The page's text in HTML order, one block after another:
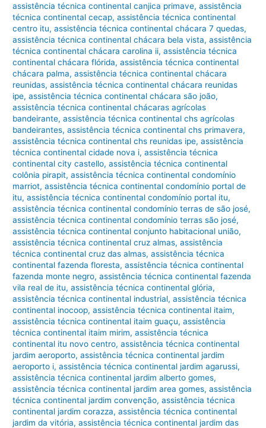
assistência técnica continental canjica primave,assistência
técnica continental cecap,assistência técnica continental
centro itu,assistência técnica continental chácara 7 quedas,
assistência técnica continental chácara bela vista,assistência
técnica continental chácara carolina ii,assistência técnica
continental chácara flórida,assistência técnica continental
chácara palma,assistência técnica continental chácara
reunidas,assistência técnica continental chácara reunidas
ipe,assistência técnica continental chácara são joão,
assistência técnica continental chácaras agrícolas
bandeirante,assistência técnica continental chs agrícolas
bandeirantes,assistência técnica continental chs primavera,
assistência técnica continental chs reunidas ipe,assistência
técnica continental cidade nova i,assistência técnica
continental city castello,assistência técnica continental
colônia pirapit,assistência técnica continental condomínio
marriot,assistência técnica continental condomínio portal de
itu,assistência técnica continental condomínio portal itu,
assistência técnica continental condomínio terras de são josé,
assistência técnica continental condomínio terras são josé,
assistência técnica continental conjunto habitacional união,
assistência técnica continental cruz almas,assistência
técnica continental cruz das almas,assistência técnica
continental fazenda floresta,assistência técnica continental
fazenda monte negro,assistência técnica continental fazenda
vila real de itu,assistência técnica continental glória,
assistência técnica continental industrial,assistência técnica
continental inocoop,assistência técnica continental itaim,
assistência técnica continental itaim guaçu,assistência
técnica continental itaim mirim,assistência técnica
continental itu novo centro,assistência técnica continental
jardim aeroporto,assistência técnica continental jardim
aeroporto i,assistência técnica continental jardim agarussi,
assistência técnica continental jardim alberto gomes,
assistência técnica continental jardim area gomes,assistência
técnica continental jardim convenção,assistência técnica
continental jardim corazza,assistência técnica continental
jardim da vitória,assistência técnica continental jardim das